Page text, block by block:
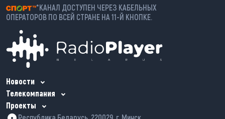
*КАНАЛ ДОСТУПЕН ЧЕРЕЗ КАБЕЛЬНЫХ
ОПЕРАТОРОВ ПО ВСЕЙ СТРАНЕ НА 11-Й КНОПКЕ.
Новости
Телекомпания
Проекты